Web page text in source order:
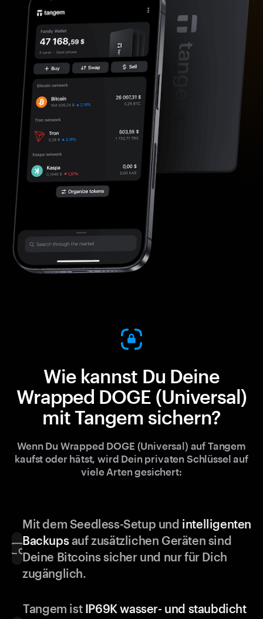
Wie kannst Du Deine
Wrapped DOGE (Universal)
mit Tangem sichern?
Wenn Du Wrapped DOGE (Universal) auf Tangem
kaufst oder hätst, wird Dein privaten Schlüssel auf
viele Arten gesichert:
Mit dem Seedless-Setup und intelligenten
Backupsauf zusätzlichen Geräten sind
Deine Bitcoins sicher und nur für Dich
zugänglich.
Tangem ist IP69K wasser- und staubdicht